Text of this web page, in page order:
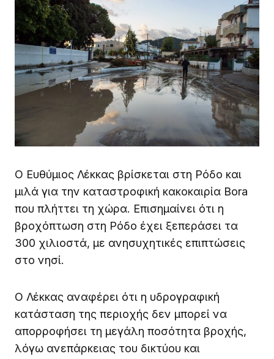
Ο Ευθύμιος Λέκκας βρίσκεται στη Ρόδο και
μιλά για την καταστροφική κακοκαιρία Bora
που πλήττει τη χώρα. Επισημαίνει ότι η
βροχόπτωση στη Ρόδο έχει ξεπεράσει τα
300 χιλιοστά, με ανησυχητικές επιπτώσεις
στο νησί.
Ο Λέκκας αναφέρει ότι η υδρογραφική
κατάσταση της περιοχής δεν μπορεί να
απορροφήσει τη μεγάλη ποσότητα βροχής,
λόγω ανεπάρκειας του δικτύου και